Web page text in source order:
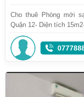
Cho thuê Phòng mới
Quận 12- Diện tích